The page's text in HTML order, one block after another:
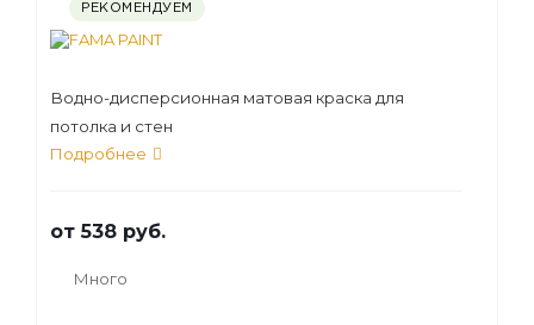
РЕКОМЕНДУЕМ
Водно-дисперсионная матовая краска для
потолка и стен
Подробнее
от538 руб.
Много